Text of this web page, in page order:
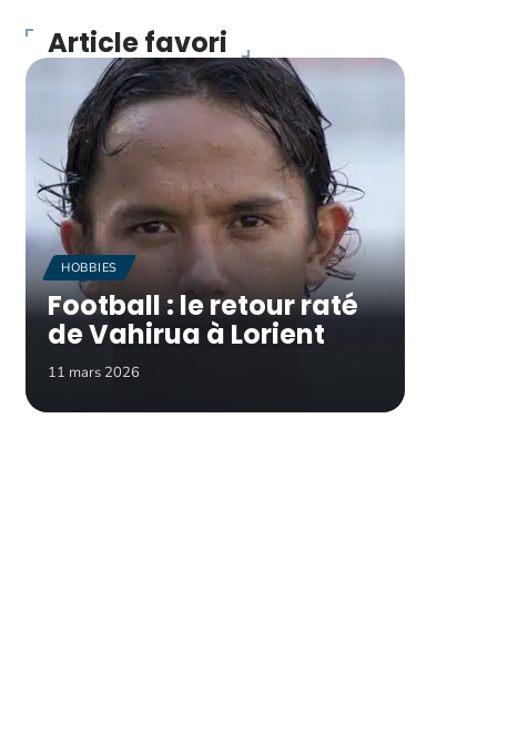
Article favori
HOBBIES
Football : le retour raté
de Vahirua à Lorient
11 mars 2026